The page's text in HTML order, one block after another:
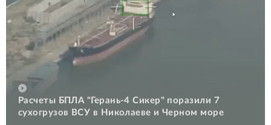
Расчеты БПЛА "Герань-4 Сикер" поразили 7
сухогрузов ВСУ в Николаеве и Черном море